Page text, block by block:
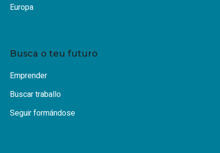
Europa
Busca o teu futuro
Emprender
Buscar traballo
Seguir formándose